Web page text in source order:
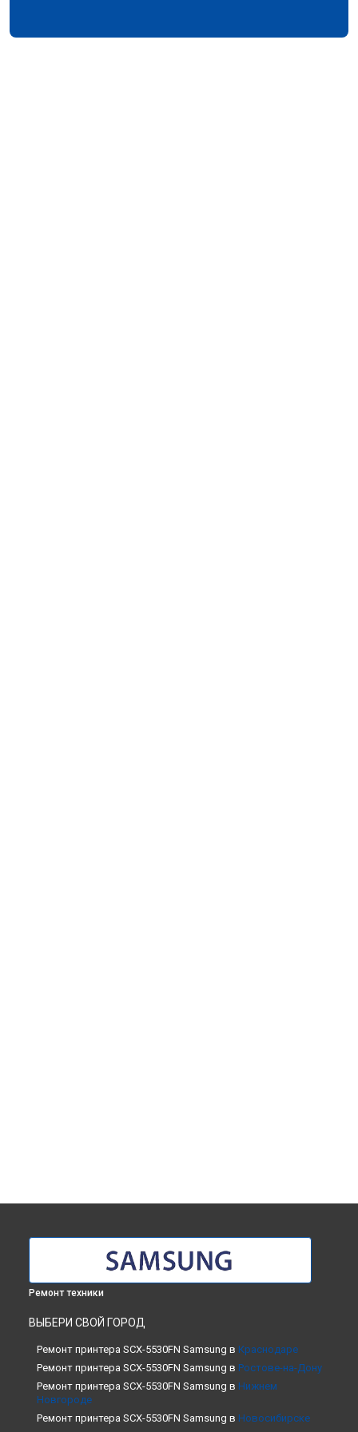
Ремонт техники
ВЫБЕРИ СВОЙ ГОРОД
Ремонт принтера SCX-5530FN Samsung в Краснодаре
Ремонт принтера SCX-5530FN Samsung в Ростове-на-Дону
Ремонт принтера SCX-5530FN Samsung в Нижнем
Новгороде
Ремонт принтера SCX-5530FN Samsung в Новосибирске